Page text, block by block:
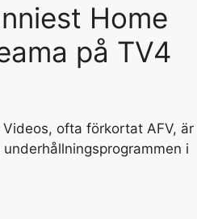
Home
på TV4
Videos, ofta förkortat AFV, är
i